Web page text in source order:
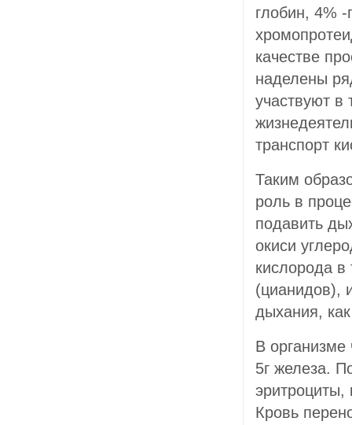
глобин, 4%
качестве
наделены
участвуют в
транспорт
Таким
роль в
подавить
окиси
кислорода в
(цианидов),
дыхания,
В организме
5г железа.
эритроциты,
Кровь